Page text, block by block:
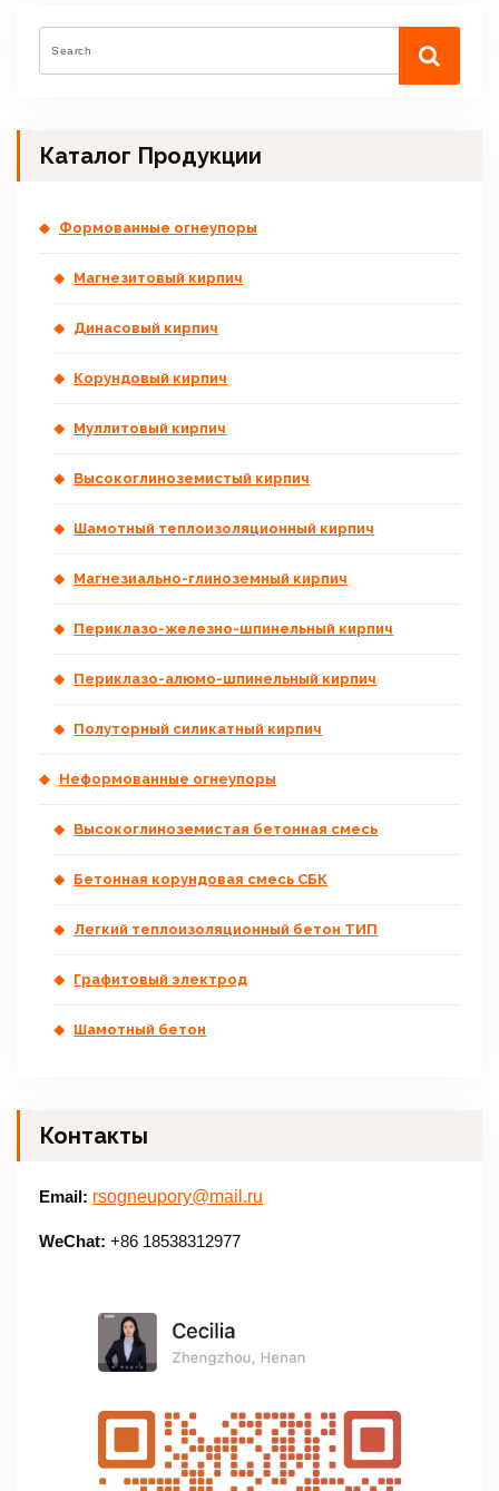
Каталог Продукции
Формованные огнеупоры
Магнезитовый кирпич
Динасовый кирпич
Корундовый кирпич
Муллитовый кирпич
Высокоглиноземистый кирпич
Шамотный теплоизоляционный кирпич
Магнезиально-глиноземный кирпич
Периклазо-железно-шпинельный кирпич
Периклазо-алюмо-шпинельный кирпич
Полуторный силикатный кирпич
Неформованные огнеупоры
Высокоглиноземистая бетонная смесь
Бетонная корундовая смесь СБК
Легкий теплоизоляционный бетон ТИП
Графитовый электрод
Шамотный бетон
Контакты
Email: rsogneupory@mail.ru
WeChat: +86 18538312977